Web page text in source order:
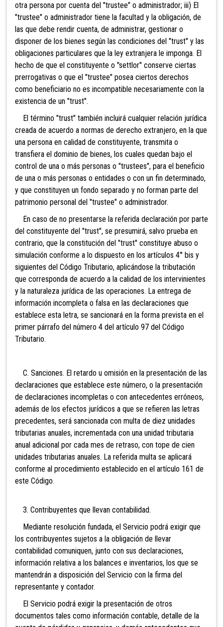
otra persona por cuenta del "trustee" o administrador; iii) El
"trustee" o administrador tiene la facultad y la obligación, de
las que debe rendir cuenta, de administrar, gestionar o
disponer de los bienes según las condiciones del "trust" y las
obligaciones particulares que la ley extranjera le imponga. El
hecho de que el constituyente o "settlor" conserve ciertas
prerrogativas o que el "trustee" posea ciertos derechos
como beneficiario no es incompatible necesariamente con la
existencia de un "trust".
El término "trust" también incluirá cualquier relación jurídica
creada de acuerdo a normas de derecho extranjero, en la que
una persona en calidad de constituyente, transmita o
transfiera el dominio de bienes, los cuales quedan bajo el
control de una o más personas o "trustees", para el beneficio
de una o más personas o entidades o con un fin determinado,
y que constituyen un fondo separado y no forman parte del
patrimonio personal del "trustee" o administrador.
En caso de no presentarse la referida declaración por parte
del constituyente del "trust", se presumirá, salvo prueba en
contrario, que la constitución del "trust" constituye abuso o
simulación conforme a lo dispuesto en los artículos 4° bis y
siguientes del Código Tributario, aplicándose la tributación
que corresponda de acuerdo a la calidad de los intervinientes
y la naturaleza jurídica de las operaciones. La entrega de
información incompleta o falsa en las declaraciones que
establece esta letra, se sancionará en la forma prevista en el
primer párrafo del número 4 del artículo 97 del Código
Tributario.
C. Sanciones. El retardo u omisión en la presentación de las
declaraciones que establece este número, o la presentación
de declaraciones incompletas o con antecedentes erróneos,
además de los efectos jurídicos a que se refieren las letras
precedentes, será sancionada con multa de diez unidades
tributarias anuales, incrementada con una unidad tributaria
anual adicional por cada mes de retraso, con tope de cien
unidades tributarias anuales. La referida multa se aplicará
conforme al procedimiento establecido en el artículo 161 de
este Código.
3. Contribuyentes que llevan contabilidad.
Mediante resolución fundada, el Servicio podrá exigir que
los contribuyentes sujetos a la obligación de llevar
contabilidad comuniquen, junto con sus declaraciones,
información relativa a los balances e inventarios, los que se
mantendrán a disposición del Servicio con la firma del
representante y contador.
El Servicio podrá exigir la presentación de otros
documentos tales como información contable, detalle de la